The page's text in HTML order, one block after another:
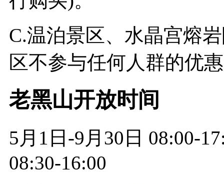
C.温泊景区、水晶宫熔
区不参与任何人群的优
老黑山开放时间
5月1日-9月30日 08:00-
08:30-16:00